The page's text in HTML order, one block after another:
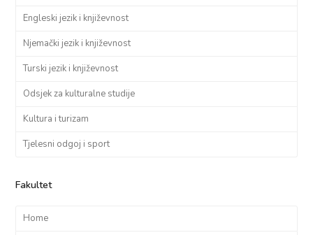
Engleski jezik i književnost
Njemački jezik i književnost
Turski jezik i književnost
Odsjek za kulturalne studije
Kultura i turizam
Tjelesni odgoj i sport
Fakultet
Home